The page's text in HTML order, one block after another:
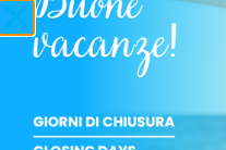
Oxen
LEGGI TUTTO